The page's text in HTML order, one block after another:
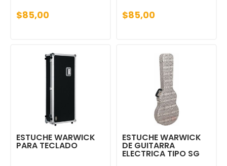
$85,00 $85,00
ESTUCHE WARWICK
PARA TECLADO
ESTUCHE WARWICK
DE GUITARRA
ELECTRICA TIPO SG